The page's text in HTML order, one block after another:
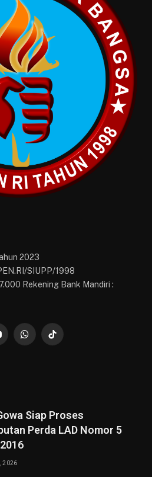
2023
SIUPP/1998
Rekening Bank Mandiri :
WhatsAppTikTok
Siap Proses
Perda LAD Nomor 5
2026